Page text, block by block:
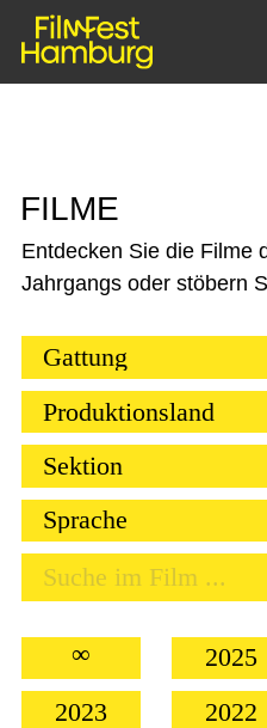
FILME
Entdecken Sie die Filme
Jahrgangs oder stöbern
∞ 2025
2023
2022